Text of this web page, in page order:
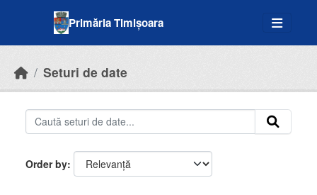
Primăria Timișoara
Seturi de date
Order by